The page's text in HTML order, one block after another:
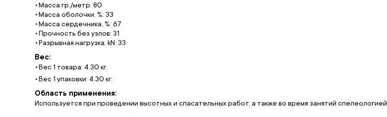
Масса гр./метр: 80
Масса оболочки, %: 33
Масса сердечника, %: 67
Прочность без узлов: 31
Разрывная нагрузка, kN: 33
Вес:
Вес 1 товара: 4.30 кг.
Вес 1 упаковки: 4.30 кг.
Область применения:
Используется при проведении высотных и спасательных работ, а также во время занятий спелеологией.